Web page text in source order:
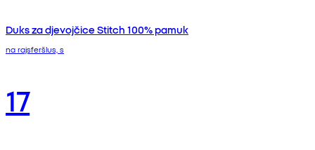
Duks za djevojčice Stitch 100% pamuk
na rajsferšlus, s
17